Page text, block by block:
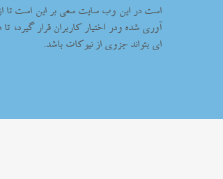
است در این وب سایت سعی بر این است تا
آوری شده ودر اختیار کاربران قرار گیرد،
ای بتواند جزوی از نیوکات باشد.